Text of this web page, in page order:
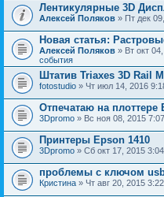
Лентикулярные 3D
Алексей Поляков » Пт дек
Новая статья:
Алексей Поляков » Вт окт
события
Штатив Triaxes 3D Rail
fotostudio » Чт июл 14, 2016
Отпечатаю на плоттере
3Dpromo » Вс ноя 08, 2015
Принтеры Epson 1410
3Dpromo » Сб окт 17, 2015
проблемы с ключом
Кристина » Чт авг 20, 2015